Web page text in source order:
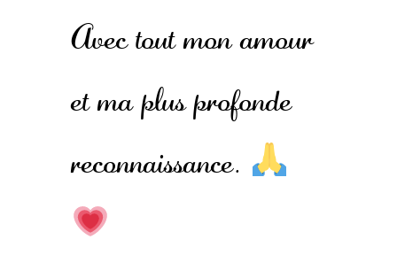
Avec tout mon amour
et ma plus profonde
reconnaissance.